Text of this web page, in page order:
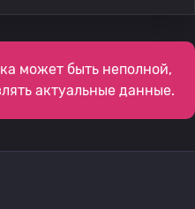
может быть неполной,
актуальные данные.